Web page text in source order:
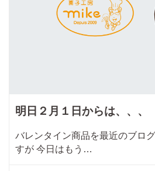
明日２月１日からは、、、
バレンタイン商品を最近のブロ
すが 今日はもう…